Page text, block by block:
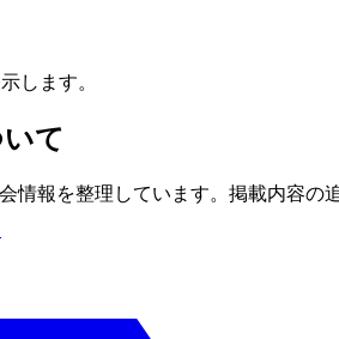
します。
て
情報を整理しています。掲載内容の